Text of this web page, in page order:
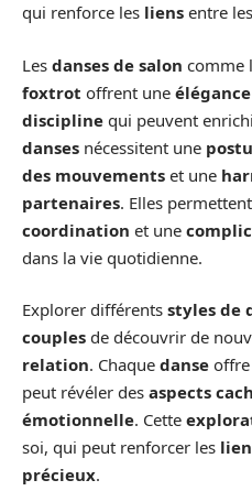
qui renforce les liens entre les
Les danses de salon comme
foxtrot offrent une
discipline qui peuvent
danses nécessitent une
des mouvements et une
partenaires. Elles
coordination et une
dans la vie quotidienne.
Explorer différents styles de
couples de découvrir de
relation. Chaque danse
peut révéler des aspects
émotionnelle. Cette
soi, qui peut renforcer les
précieux.